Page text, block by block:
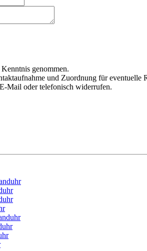
genommen.
und Zuordnung für eventuelle
Mail oder telefonisch widerrufen.